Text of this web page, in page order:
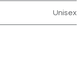
Unisex